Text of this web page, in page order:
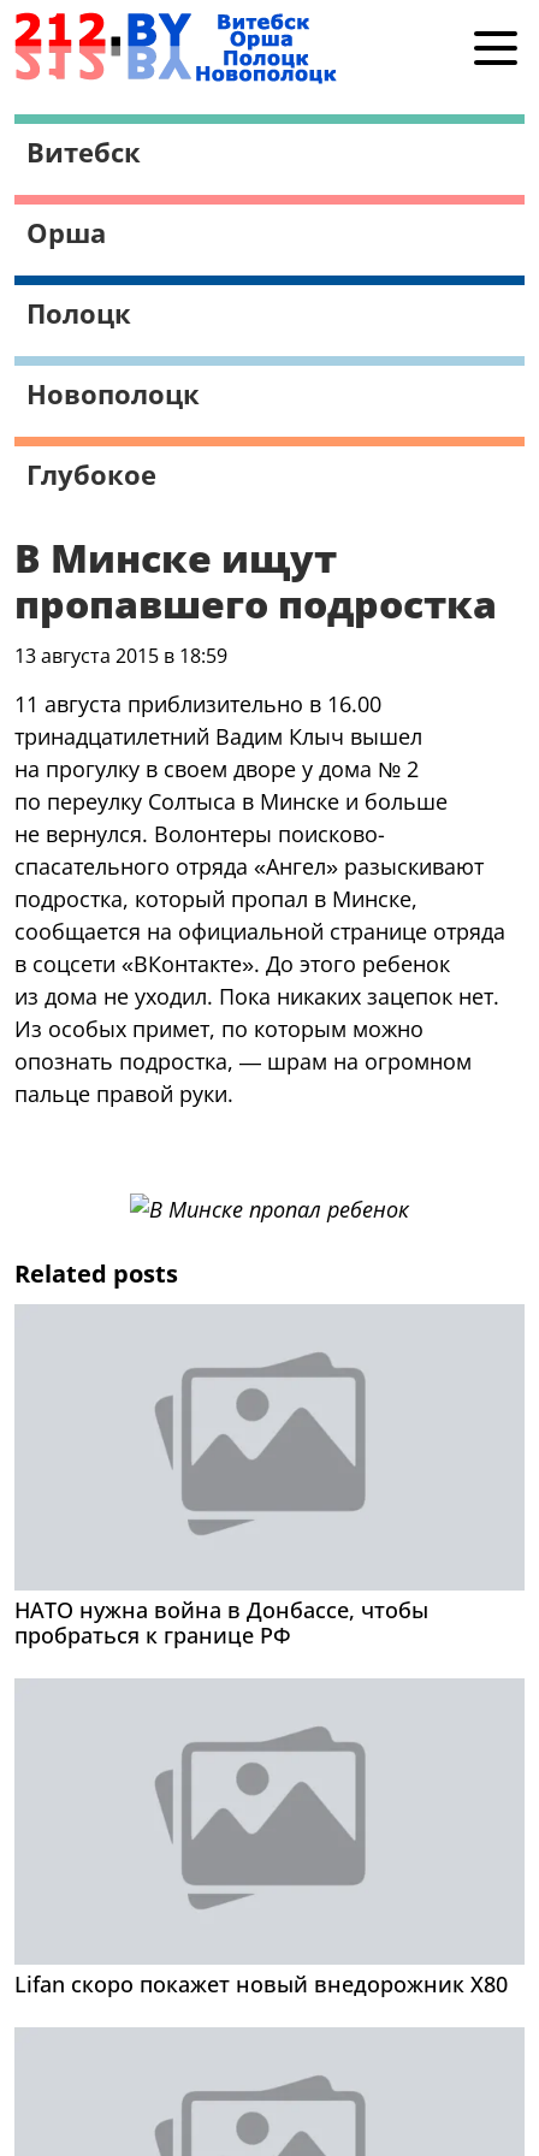
Витебск
Полоцк
Работа в Витебске
Витебск
Орша
Полоцк
Новополоцк
Глубокое
В Минске ищут
пропавшего подростка
13 августа 2015 в 18:59
11 августа приблизительно в 16.00
тринадцатилетний Вадим Клыч вышел
на прогулку в своем дворе у дома № 2
по переулку Солтыса в Минске и больше
не вернулся. Волонтеры поисково-
спасательного отряда «Ангел» разыскивают
подростка, который пропал в Минске,
сообщается на официальной странице отряда
в соцсети «ВКонтакте». До этого ребенок
из дома не уходил. Пока никаких зацепок нет.
Из особых примет, по которым можно
опознать подростка, — шрам на огромном
пальце правой руки.
Related posts
НАТО нужна война в Донбассе, чтобы
пробраться к границе РФ
Lifan скоро покажет новый внедорожник X80